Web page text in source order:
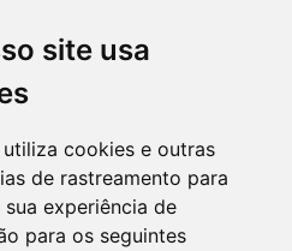
site usa
cookies e outras
de rastreamento para
sua experiência de
para os seguintes
E, Complexo Brasil 21, 20º
70322-915 - Brasília/DF